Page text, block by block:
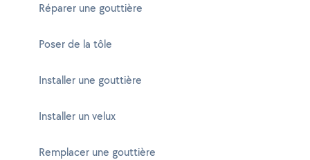
Réparer une gouttière
Poser de la tôle
Installer une gouttière
Installer un velux
Remplacer une gouttière